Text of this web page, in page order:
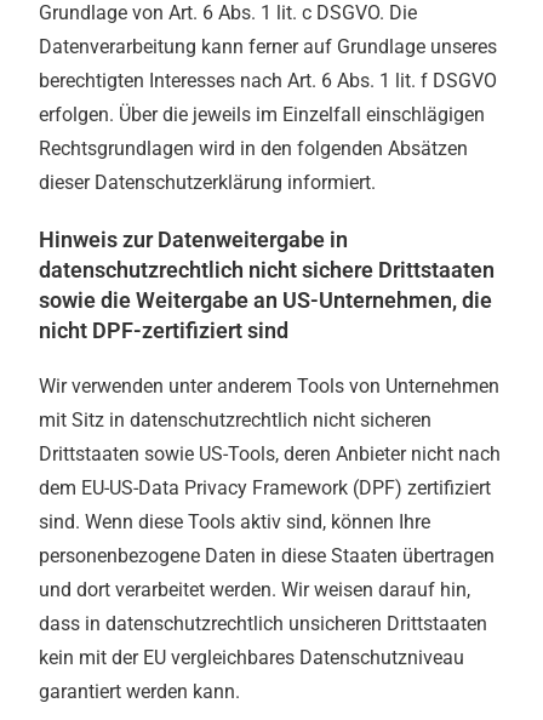
Grundlage von Art. 6 Abs. 1 lit. c DSGVO. Die
Datenverarbeitung kann ferner auf Grundlage unseres
berechtigten Interesses nach Art. 6 Abs. 1 lit. f DSGVO
erfolgen. Über die jeweils im Einzelfall einschlägigen
Rechtsgrundlagen wird in den folgenden Absätzen
dieser Datenschutzerklärung informiert.
Hinweis zur Datenweitergabe in
datenschutzrechtlich nicht sichere Drittstaaten
sowie die Weitergabe an US-Unternehmen, die
nicht DPF-zertifiziert sind
Wir verwenden unter anderem Tools von Unternehmen
mit Sitz in datenschutzrechtlich nicht sicheren
Drittstaaten sowie US-Tools, deren Anbieter nicht nach
dem EU-US-Data Privacy Framework (DPF) zertifiziert
sind. Wenn diese Tools aktiv sind, können Ihre
personenbezogene Daten in diese Staaten übertragen
und dort verarbeitet werden. Wir weisen darauf hin,
dass in datenschutzrechtlich unsicheren Drittstaaten
kein mit der EU vergleichbares Datenschutzniveau
garantiert werden kann.